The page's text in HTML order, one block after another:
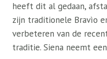
heeft dit al gedaan,
zijn traditionele Bravìo
verbeteren van de
traditie. Siena neemt